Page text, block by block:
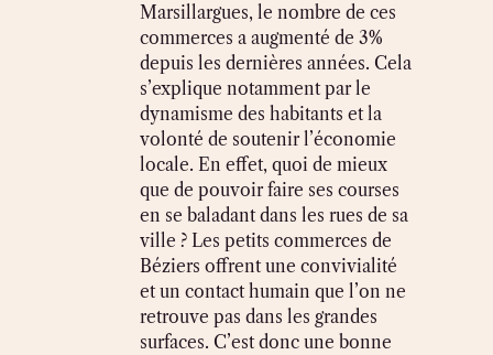
Marsillargues, le nombre de ces
commerces a augmenté de 3%
depuis les dernières années. Cela
s’explique notamment par le
dynamisme des habitants et la
volonté de soutenir l’économie
locale. En effet, quoi de mieux
que de pouvoir faire ses courses
en se baladant dans les rues de sa
ville ? Les petits commerces de
Béziers offrent une convivialité
et un contact humain que l’on ne
retrouve pas dans les grandes
surfaces. C’est donc une bonne